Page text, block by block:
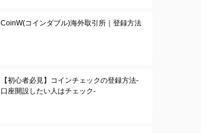
CoinW(コインダブル)海外取引所｜登録方法
【初心者必見】コインチェックの登録方法-
口座開設したい人はチェック-